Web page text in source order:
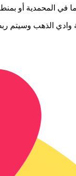
المحمدية أو بمنطقة
الذهب وسيتم